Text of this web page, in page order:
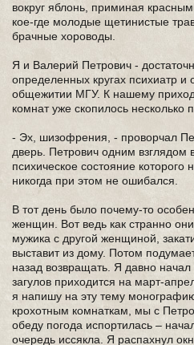
вокруг яблонь, приминая
кое-где молодые щетинистые
брачные хороводы.
Я и Валерий Петрович -
определенных кругах психиатр и
общежитии МГУ. К нашему
комнат уже скопилось несколько
- Эх, шизофрения, - проворчал
дверь. Петрович одним взглядом
психическое состояние которого
никогда при этом не ошибался.
В тот день было почему-то
женщин. Вот ведь как странно
мужика с другой женщиной,
выставит из дому. Потом
назад возвращать. Я давно начал
загулов приходится на март-
я напишу на эту тему
крохотным комнаткам, мы с
обеду погода испортилась –
очередь иссякла. Я распахнул